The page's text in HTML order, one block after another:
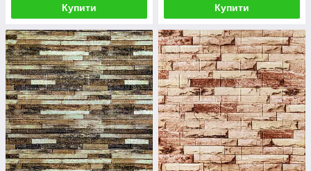
Купити Купити